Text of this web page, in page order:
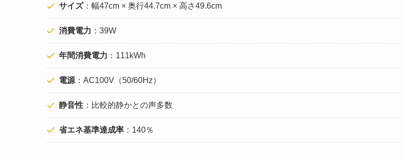
サイズ ：幅47cm × 奥行44.7cm × 高さ49.6cm
消費電力 ：39W
年間消費電力 ：111kWh
電源：AC100V（50/60Hz）
静音性 ：比較的静かとの声多数
省エネ基準達成率 ：140％